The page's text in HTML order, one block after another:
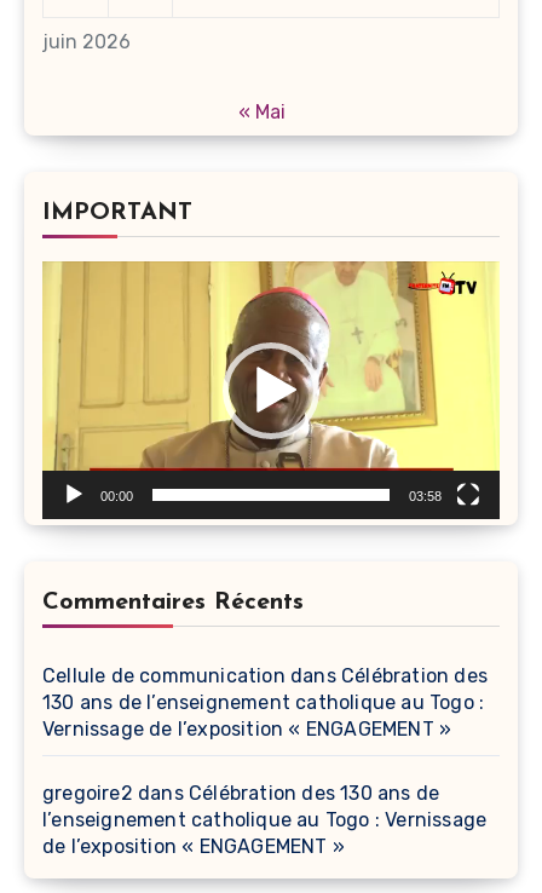
juin 2026
« Mai
IMPORTANT
00:00 03:58
Commentaires Récents
Cellule de communication dans Célébration des
130 ans de l’enseignement catholique au Togo :
Vernissage de l’exposition « ENGAGEMENT »
gregoire2 dans Célébration des 130 ans de
l’enseignement catholique au Togo : Vernissage
de l’exposition « ENGAGEMENT »